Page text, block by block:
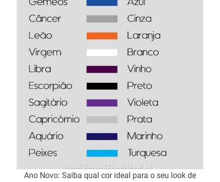
Ano Novo: Saiba qual cor ideal para o seu look de